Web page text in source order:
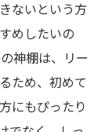
ないという方
めしたいの
神棚は、リー
ため、初めて
にもぴったり